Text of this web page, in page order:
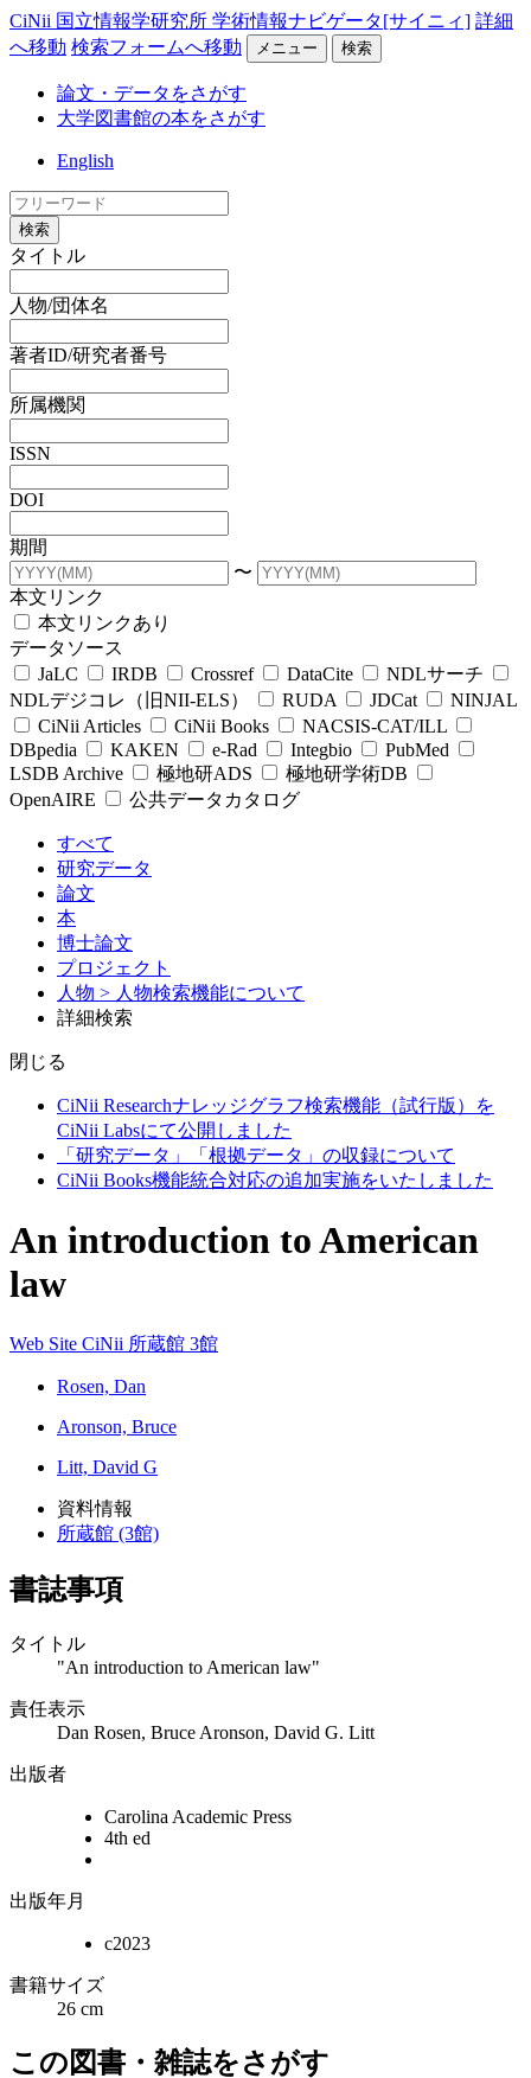
CiNii 国立情報学研究所 学術情報ナビゲータ[サイニィ] 詳細
へ移動 検索フォームへ移動 メニュー 検索
論文・データをさがす
大学図書館の本をさがす
English
検索
タイトル
人物/団体名
著者ID/研究者番号
所属機関
ISSN
DOI
期間
〜
本文リンク
本文リンクあり
データソース
JaLC
IRDB Crossref DataCite
NDLサーチ
NDLデジコレ（旧NII-ELS）
RUDA JDCat
NINJAL
CiNii Articles
CiNii Books
NACSIS-CAT/ILL
DBpedia
KAKEN e-Rad Integbio
PubMed
LSDB Archive
極地研ADS
極地研学術DB
OpenAIRE
公共データカタログ
すべて
研究データ
論文
本
博士論文
プロジェクト
人物 > 人物検索機能について
詳細検索
閉じる
CiNii Researchナレッジグラフ検索機能（試行版）を
CiNii Labsにて公開しました
「研究データ」「根拠データ」の収録について
CiNii Books機能統合対応の追加実施をいたしました
An introduction to American
law
Web Site CiNii 所蔵館 3館
Rosen, Dan
Aronson, Bruce
Litt, David G
資料情報
所蔵館 (3館)
書誌事項
タイトル
"An introduction to American law"
責任表示
Dan Rosen, Bruce Aronson, David G. Litt
出版者
Carolina Academic Press
4th ed
出版年月
c2023
書籍サイズ
26 cm
この図書・雑誌をさがす